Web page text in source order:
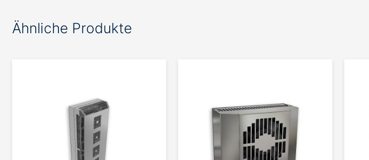
Ähnliche Produkte